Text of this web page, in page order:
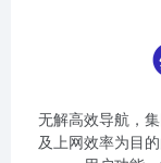
无解高效导航，
及上网效率为目